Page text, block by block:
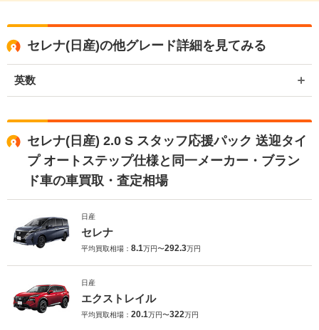
セレナ(日産)の他グレード詳細を見てみる
英数
セレナ(日産) 2.0 S スタッフ応援パック 送迎タイ
プ オートステップ仕様と同一メーカー・ブラン
ド車の車買取・査定相場
日産
セレナ
平均買取相場： 8.1万円〜292.3万円
日産
エクストレイル
平均買取相場： 20.1万円〜322万円